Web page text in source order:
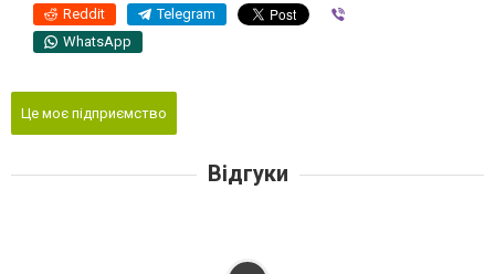
Reddit Telegram
WhatsApp
Це моє підприємство
Відгуки